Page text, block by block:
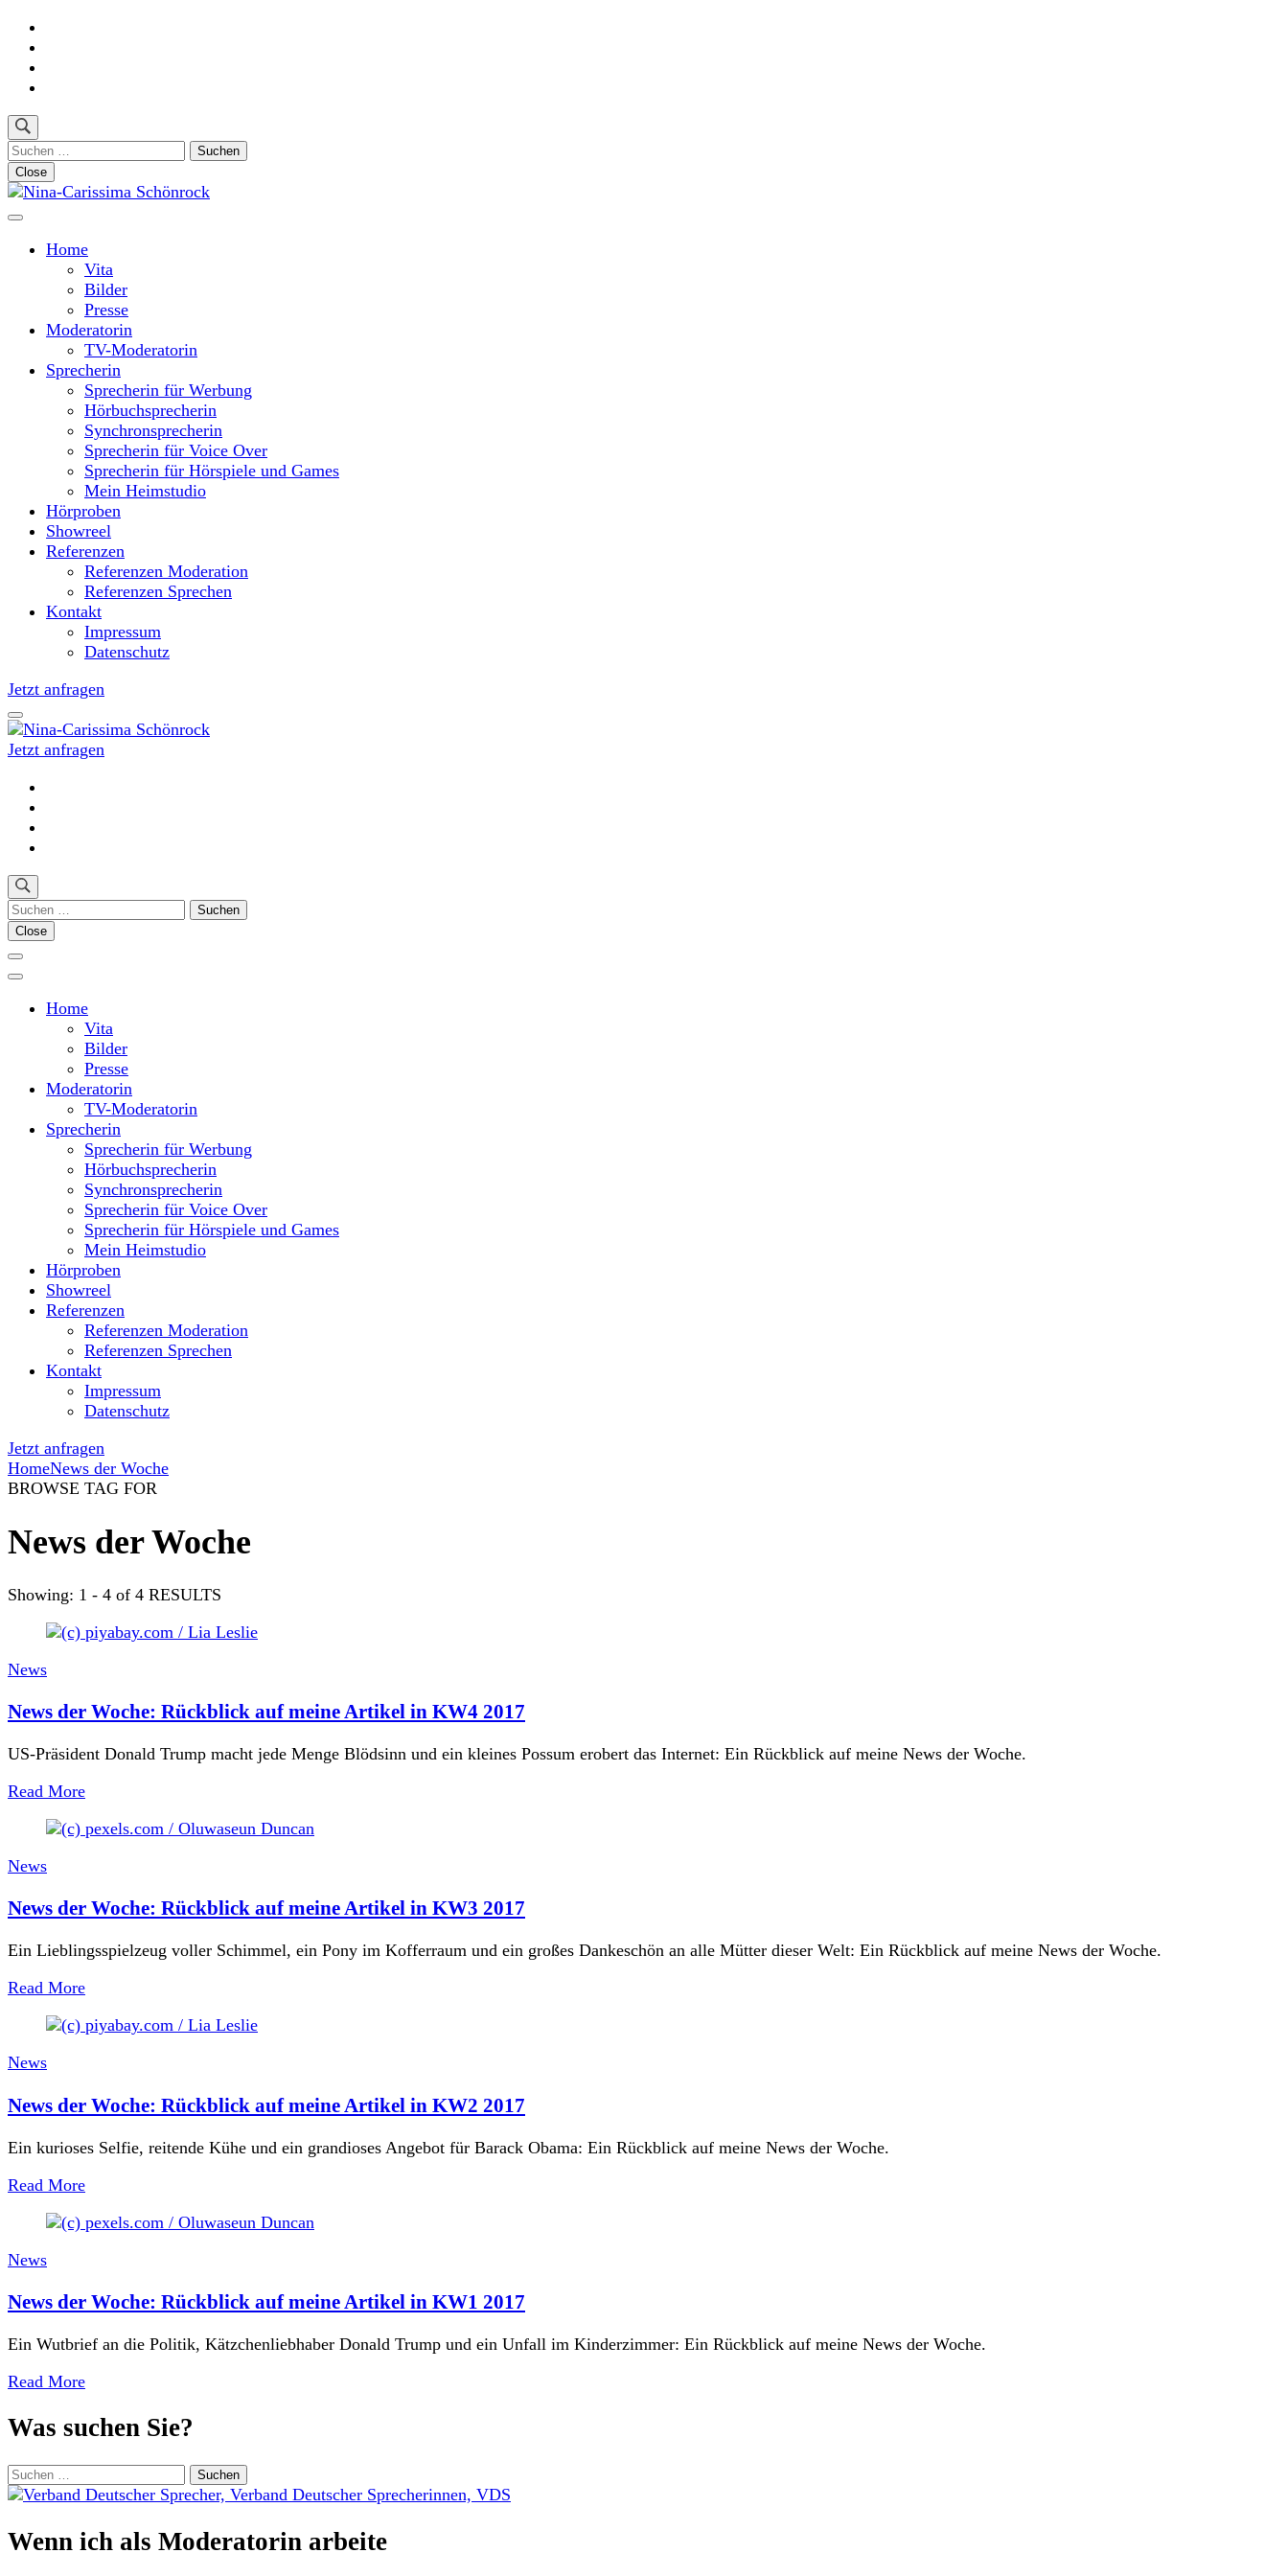
Skip
content
(Press
Suchen
nach:
Close
Nina-Carissima Schönrock
Home
Vita
Bilder
Presse
Moderatorin
TV-Moderatorin
Sprecherin
Sprecherin für Werbung
Hörbuchsprecherin
Synchronsprecherin
Sprecherin für Voice Over
Sprecherin für Hörspiele und Games
Mein Heimstudio
Hörproben
Showreel
Referenzen
Referenzen Moderation
Referenzen Sprechen
Kontakt
Impressum
Datenschutz
Jetzt anfragen
Nina-Carissima Schönrock
Jetzt anfragen
Suchen
nach:
Close
Home
Vita
Bilder
Presse
Moderatorin
TV-Moderatorin
Sprecherin
Sprecherin für Werbung
Hörbuchsprecherin
Synchronsprecherin
Sprecherin für Voice Over
Sprecherin für Hörspiele und Games
Mein Heimstudio
Hörproben
Showreel
Referenzen
Referenzen Moderation
Referenzen Sprechen
Kontakt
Impressum
Datenschutz
Jetzt anfragen
HomeNews der Woche
BROWSE TAG FOR
News der Woche
Showing: 1 - 4 of 4 RESULTS
News
News der Woche: Rückblick auf meine Artikel in KW4 2017
US-Präsident Donald Trump macht jede Menge Blödsinn und ein kleines Possum erobert das Internet: Ein Rückblick auf meine News der Woche.
Read More
News
News der Woche: Rückblick auf meine Artikel in KW3 2017
Ein Lieblingsspielzeug voller Schimmel, ein Pony im Kofferraum und ein großes Dankeschön an alle Mütter dieser Welt: Ein Rückblick auf meine News der Woche.
Read More
News
News der Woche: Rückblick auf meine Artikel in KW2 2017
Ein kurioses Selfie, reitende Kühe und ein grandioses Angebot für Barack Obama: Ein Rückblick auf meine News der Woche.
Read More
News
News der Woche: Rückblick auf meine Artikel in KW1 2017
Ein Wutbrief an die Politik, Kätzchenliebhaber Donald Trump und ein Unfall im Kinderzimmer: Ein Rückblick auf meine News der Woche.
Read More
Was suchen Sie?
Suchen
nach:
Wenn ich als Moderatorin arbeite